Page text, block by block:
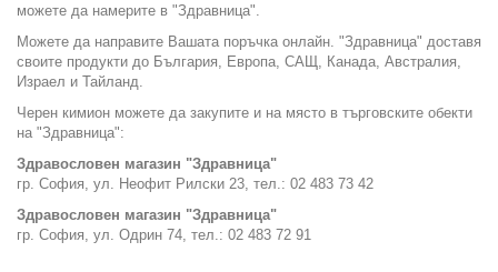
можете да намерите в "Здравница".
Можете да направите Вашата поръчка онлайн. "Здравница" доставя
своите продукти до България, Европа, САЩ, Канада, Австралия,
Израел и Тайланд.
Черен кимион можете да закупите и на място в търговските обекти
на "Здравница":
Здравословен магазин "Здравница"
гр. София, ул. Неофит Рилски 23, тел.: 02 483 73 42
Здравословен магазин "Здравница"
гр. София, ул. Одрин 74, тел.: 02 483 72 91